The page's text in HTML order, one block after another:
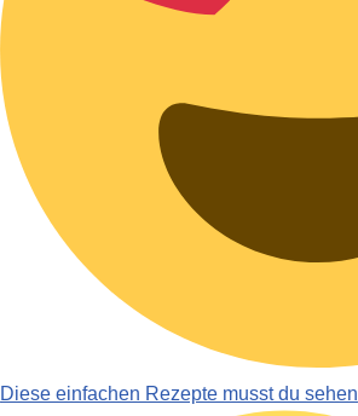
Diese einfachen Rezepte musst du sehen